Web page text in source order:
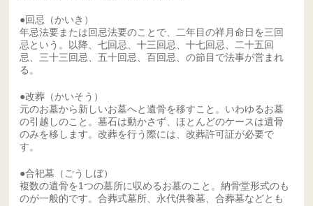
●回忌（かいき）
年忌法要または回忌法要のことで、二年目の祥月命日を三回
忌という。以降、七回忌、十三回忌、十七回忌、二十五回
忌、三十三回忌、五十回忌、百回忌、の節目で法事が営まれ
る。
●改葬（かいそう）
元のお墓から新しいお墓へと遺骨を移すこと。いわゆるお墓
の引越しのこと。墓石は動かさず、ほとんどのケースは遺骨
のみを移します。改葬を行う際には、改葬許可証が必要で
す。
●合祀墓（ごうしぼ）
複数の遺骨を1つの墓所に収めるお墓のこと。納骨堂形式のも
のが一般的です。合葬式墓所、永代供養墓、合葬墓などとも